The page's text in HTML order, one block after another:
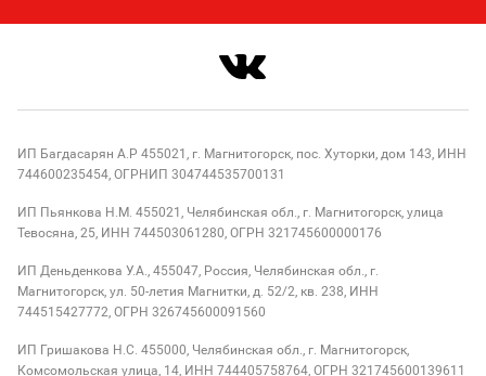
ИП Багдасарян А.Р 455021, г. Магнитогорск, пос. Хуторки, дом 143, ИНН
744600235454, ОГРНИП 304744535700131
ИП Пьянкова Н.М. 455021, Челябинская обл., г. Магнитогорск, улица
Тевосяна, 25, ИНН 744503061280, ОГРН 321745600000176
ИП Деньденкова У.А., 455047, Россия, Челябинская обл., г.
Магнитогорск, ул. 50-летия Магнитки, д. 52/2, кв. 238, ИНН
744515427772, ОГРН 326745600091560
ИП Гришакова Н.С. 455000, Челябинская обл., г. Магнитогорск,
Комсомольская улица, 14, ИНН 744405758764, ОГРН 321745600139611